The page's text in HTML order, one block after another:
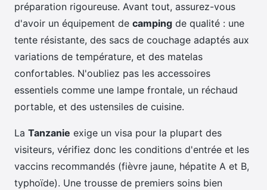
préparation rigoureuse. Avant tout, assurez-vous
d'avoir un équipement de camping de qualité : une
tente résistante, des sacs de couchage adaptés aux
variations de température, et des matelas
confortables. N'oubliez pas les accessoires
essentiels comme une lampe frontale, un réchaud
portable, et des ustensiles de cuisine.
La Tanzanie exige un visa pour la plupart des
visiteurs, vérifiez donc les conditions d'entrée et les
vaccins recommandés (fièvre jaune, hépatite A et B,
typhoïde). Une trousse de premiers soins bien